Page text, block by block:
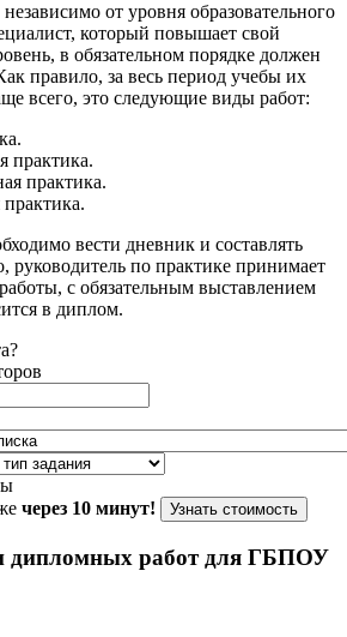
от уровня образовательного
который повышает свой
в обязательном порядке должен
правило, за весь период учебы их
всего, это следующие виды работ:
практика.
практика.
вести дневник и составлять
руководитель по практике принимает
с обязательным выставлением
в диплом.
через 10 минут! Узнать стоимость
дипломных работ для ГБПОУ